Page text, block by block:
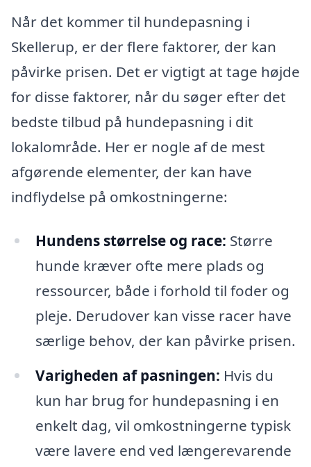
Når det kommer til hundepasning i
Skellerup, er der flere faktorer, der kan
påvirke prisen. Det er vigtigt at tage højde
for disse faktorer, når du søger efter det
bedste tilbud på hundepasning i dit
lokalområde. Her er nogle af de mest
afgørende elementer, der kan have
indflydelse på omkostningerne:
Hundens størrelse og race: Større
hunde kræver ofte mere plads og
ressourcer, både i forhold til foder og
pleje. Derudover kan visse racer have
særlige behov, der kan påvirke prisen.
Varigheden af pasningen: Hvis du
kun har brug for hundepasning i en
enkelt dag, vil omkostningerne typisk
være lavere end ved længerevarende